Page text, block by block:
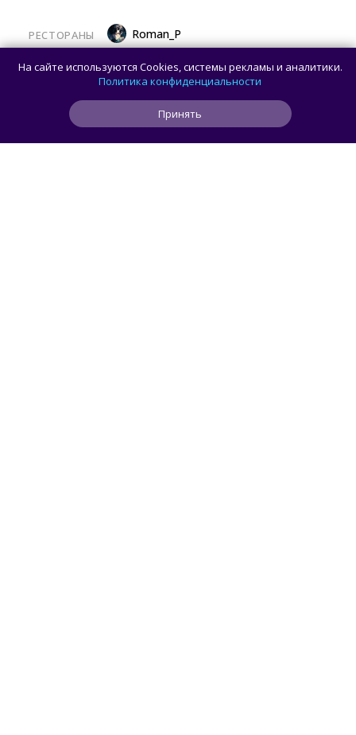
РЕСТОРАНЫ Roman_P
Праймовое меню и авторская Япония:
открылся новый ресторан Atlantica
На сайте используются Cookies, системы рекламы и аналитики.
Политика конфиденциальности
Принять